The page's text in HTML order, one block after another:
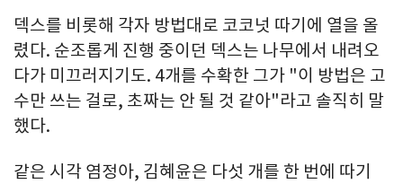
덱스를 비롯해 각자 방법대로 코코넛 따기에 열을 올
렸다. 순조롭게 진행 중이던 덱스는 나무에서 내려오
다가 미끄러지기도. 4개를 수확한 그가 "이 방법은 고
수만 쓰는 걸로, 초짜는 안 될 것 같아"라고 솔직히 말
했다.
같은 시각 염정아, 김혜윤은 다섯 개를 한 번에 따기